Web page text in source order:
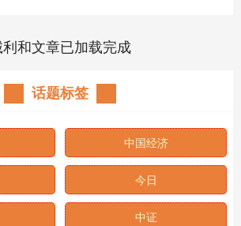
和文章已加载完成
话题标签
中国经济
今日
中证